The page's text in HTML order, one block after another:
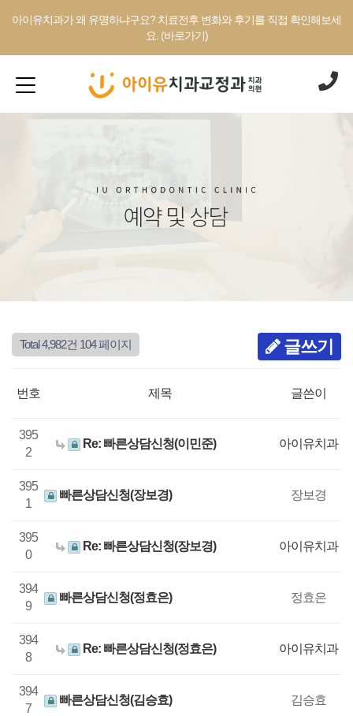
아이유치과가 왜 유명하냐구요? 치료전후 변화와 후기를 직접 확인해보세
요. (바로가기)
Total 4,982건 104 페이지 글쓰기
번호 제목 글쓴이
395
2
Re: 빠른상담신청(이민준) 아이유치과
395
1
빠른상담신청(장보경) 장보경
395
0
Re: 빠른상담신청(장보경) 아이유치과
394
9
빠른상담신청(정효은) 정효은
394
8
Re: 빠른상담신청(정효은) 아이유치과
394
7
빠른상담신청(김승효) 김승효